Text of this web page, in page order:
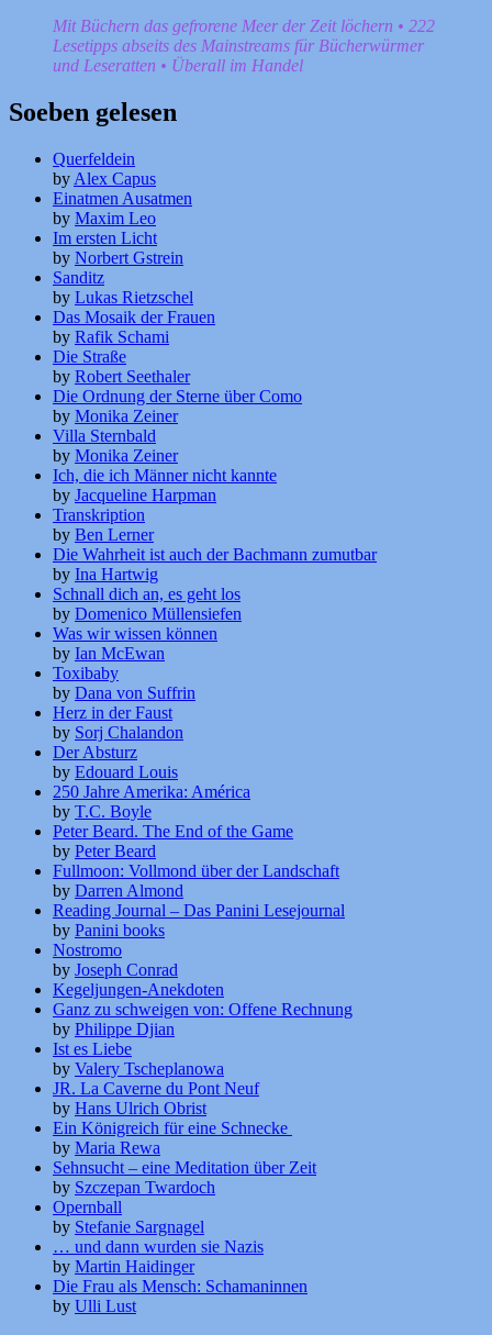
Mit Büchern das gefrorene Meer der Zeit löchern • 222
Lesetipps abseits des Mainstreams für Bücherwürmer
und Leseratten • Überall im Handel
Soeben gelesen
Querfeldein
by Alex Capus
Einatmen Ausatmen
by Maxim Leo
Im ersten Licht
by Norbert Gstrein
Sanditz
by Lukas Rietzschel
Das Mosaik der Frauen
by Rafik Schami
Die Straße
by Robert Seethaler
Die Ordnung der Sterne über Como
by Monika Zeiner
Villa Sternbald
by Monika Zeiner
Ich, die ich Männer nicht kannte
by Jacqueline Harpman
Transkription
by Ben Lerner
Die Wahrheit ist auch der Bachmann zumutbar
by Ina Hartwig
Schnall dich an, es geht los
by Domenico Müllensiefen
Was wir wissen können
by Ian McEwan
Toxibaby
by Dana von Suffrin
Herz in der Faust
by Sorj Chalandon
Der Absturz
by Edouard Louis
250 Jahre Amerika: América
by T.C. Boyle
Peter Beard. The End of the Game
by Peter Beard
Fullmoon: Vollmond über der Landschaft
by Darren Almond
Reading Journal – Das Panini Lesejournal
by Panini books
Nostromo
by Joseph Conrad
Kegeljungen-Anekdoten
Ganz zu schweigen von: Offene Rechnung
by Philippe Djian
Ist es Liebe
by Valery Tscheplanowa
JR. La Caverne du Pont Neuf
by Hans Ulrich Obrist
Ein Königreich für eine Schnecke
by Maria Rewa
Sehnsucht – eine Meditation über Zeit
by Szczepan Twardoch
Opernball
by Stefanie Sargnagel
… und dann wurden sie Nazis
by Martin Haidinger
Die Frau als Mensch: Schamaninnen
by Ulli Lust